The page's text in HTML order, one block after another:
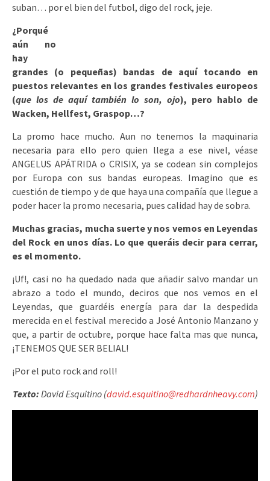
suban… por el bien del futbol, digo del rock, jeje.
¿Porqué
aún no
hay
grandes (o pequeñas) bandas de aquí tocando en
puestos relevantes en los grandes festivales europeos
(que los de aquí también lo son, ojo), pero hablo de
Wacken, Hellfest, Graspop…?
La promo hace mucho. Aun no tenemos la maquinaria
necesaria para ello pero quien llega a ese nivel, véase
ANGELUS APÁTRIDA o CRISIX, ya se codean sin complejos
por Europa con sus bandas europeas. Imagino que es
cuestión de tiempo y de que haya una compañía que llegue a
poder hacer la promo necesaria, pues calidad hay de sobra.
Muchas gracias, mucha suerte y nos vemos en Leyendas
del Rock en unos días. Lo que queráis decir para cerrar,
es el momento.
¡Uf!, casi no ha quedado nada que añadir salvo mandar un
abrazo a todo el mundo, deciros que nos vemos en el
Leyendas, que guardéis energía para dar la despedida
merecida en el festival merecido a José Antonio Manzano y
que, a partir de octubre, porque hace falta mas que nunca,
¡TENEMOS QUE SER BELIAL!
¡Por el puto rock and roll!
Texto: David Esquitino (david.esquitino@redhardnheavy.com)